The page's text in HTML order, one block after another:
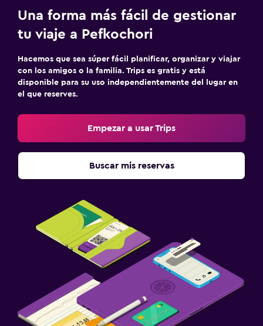
Mesa de billar
Senderismo
Servicios y facilidades
Renta de autos
Servicio de habitaciones
Mostrador de información turística
Acceso con tarjeta
Recepción 24 horas
Caja fuerte
Estacionamiento y transporte
Traslado al aeropuerto (con cargos)
Estacionamiento gratuito
Estacionamiento privado
Servicio de traslado (cargo adicional)
Estacionamiento en la calle
Una forma más fácil de gestionar
tu viaje a Pefkochori
Hacemos que sea súper fácil planificar, organizar y viajar
con los amigos o la familia. Trips es gratis y está
disponible para su uso independientemente del lugar en
el que reserves.
Empezar a usar Trips
Buscar mis reservas